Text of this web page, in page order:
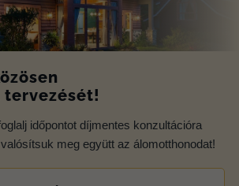
időpontot díjmentes konzultációra
meg együtt az álomotthonodat!